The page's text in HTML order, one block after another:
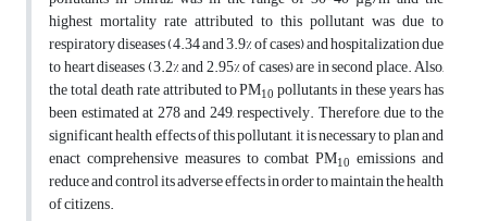
highest mortality rate attributed to this pollutant was due to
respiratory diseases (4.34 and 3.9% of cases) and hospitalization due
to heart diseases (3.2% and 2.95% of cases) are in second place. Also,
the total death rate attributed to PM10 pollutants in these years has
been estimated at 278 and 249, respectively. Therefore, due to the
significant health effects of this pollutant, it is necessary to plan and
enact comprehensive measures to combat PM10 emissions and
reduce and control its adverse effects in order to maintain the health
of citizens.